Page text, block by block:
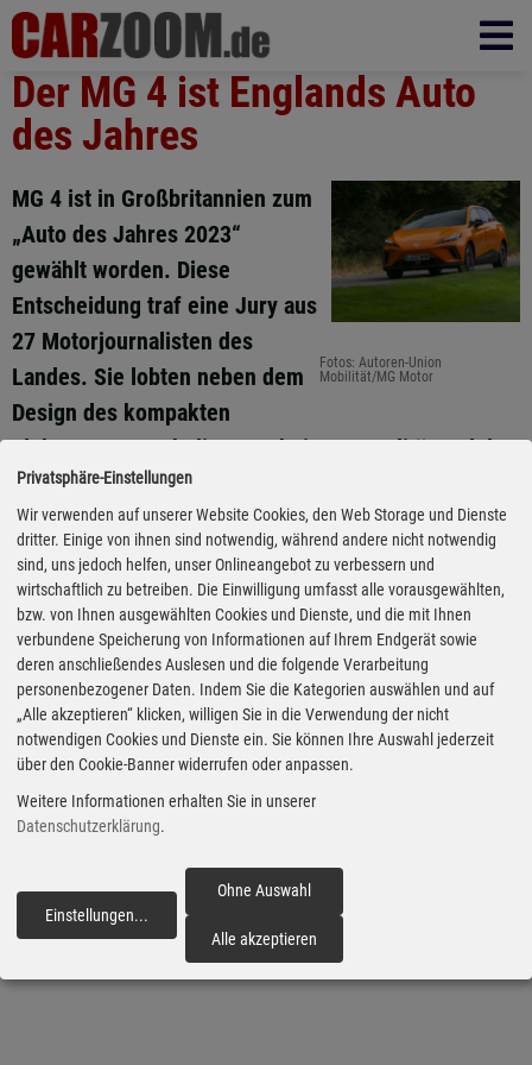
Der MG 4 ist Englands Auto
des Jahres
Fotos: Autoren-Union
Mobilität/MG Motor
MG 4 ist in Großbritannien zum
„Auto des Jahres 2023“
gewählt worden. Diese
Entscheidung traf eine Jury aus
27 Motorjournalisten des
Landes. Sie lobten neben dem
Design des kompakten
Elektroautos auch die Verarbeitungsqualität und das
Preis-Leistungsverhälnis. Das Fahrzeug war in der
Vorrunde des UKCOTY bereits zum besten
Familienauto gekürt worden.
MG ist die am schnellsten wachsende Automarke
auf der britischen Insel.
Den zweiten Platz bei der Wahl zum Auto des Jahres
in England belegte der Dacia Jogger. Der Toyota GR
86 landete auf Platz drei. (aum)
Veröffentlicht am 10.03.2023
Marken & Modelle MG MG 4
UKCOTY
Großbritannien
Privatsphäre-Einstellungen
Wir verwenden auf unserer Website Cookies, den Web Storage und Dienste
dritter. Einige von ihnen sind notwendig, während andere nicht notwendig
sind, uns jedoch helfen, unser Onlineangebot zu verbessern und
wirtschaftlich zu betreiben. Die Einwilligung umfasst alle vorausgewählten,
bzw. von Ihnen ausgewählten Cookies und Dienste, und die mit Ihnen
verbundene Speicherung von Informationen auf Ihrem Endgerät sowie
deren anschließendes Auslesen und die folgende Verarbeitung
personenbezogener Daten. Indem Sie die Kategorien auswählen und auf
„Alle akzeptieren“ klicken, willigen Sie in die Verwendung der nicht
notwendigen Cookies und Dienste ein. Sie können Ihre Auswahl jederzeit
über den Cookie-Banner widerrufen oder anpassen.
Weitere Informationen erhalten Sie in unserer
Datenschutzerklärung.
Einstellungen...
Ohne Auswahl
Alle akzeptieren